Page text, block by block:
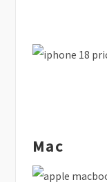
Mac